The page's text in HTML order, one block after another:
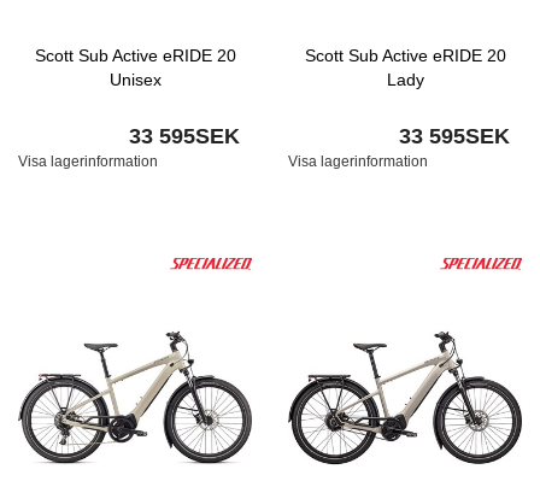
Scott Sub Active eRIDE 20
Unisex
33 595SEK
Visa lagerinformation
Scott Sub Active eRIDE 20
Lady
33 595SEK
Visa lagerinformation